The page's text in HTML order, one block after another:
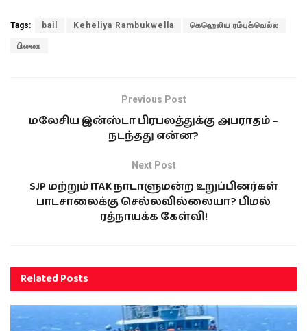
Tags: bail Keheliya Rambukwella கெஹெலிய ரம்புக்வெல்ல
பிணை
Previous Post
மலேசிய இன்ஸ்டா பிரபலத்துக்கு அபராதம் –
நடந்தது என்ன?
Next Post
SJP மற்றும் ITAK நாடாளுமன்ற உறுப்பினர்கள்
பாடசாலைக்கு செல்லவில்லையா? பிமல்
ரத்நாயக்க கேள்வி!
RelatedPosts